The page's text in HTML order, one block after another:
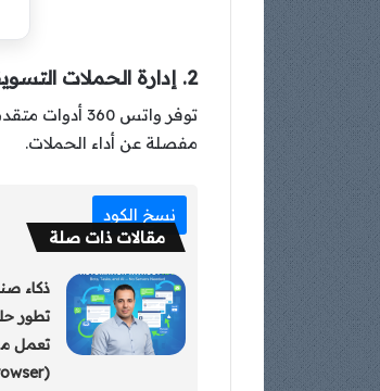
2. إدارة الحملات التسويقية
توفر واتس
مفصلة عن أداء الحملات.
نسخ الكود
مقالات ذات صلة
تطور